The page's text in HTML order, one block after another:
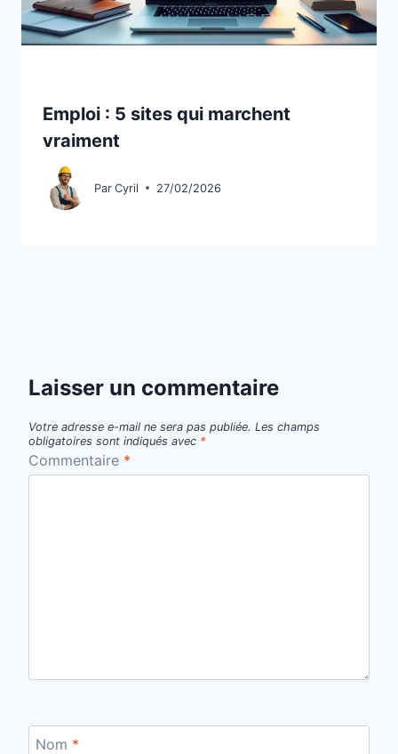
Emploi : 5 sites qui marchent
vraiment
Par Cyril 27/02/2026
Laisser un commentaire
Votre adresse e-mail ne sera pas publiée. Les champs
obligatoires sont indiqués avec *
Commentaire *
Nom *